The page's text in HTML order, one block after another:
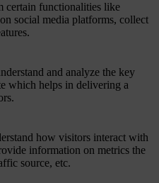
certain functionalities like
social media platforms, collect
and analyze the key
which helps in delivering a
how visitors interact with
information on metrics the
source, etc.